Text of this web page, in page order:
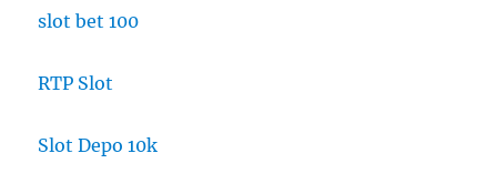
slot bet 100
RTP Slot
Slot Depo 10k